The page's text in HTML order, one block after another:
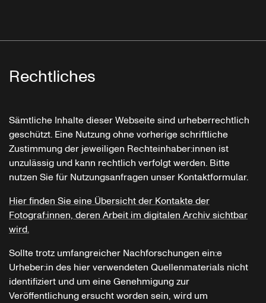
Rechtliches
Sämtliche Inhalte dieser Webseite sind urheberrechtlich
geschützt. Eine Nutzung ohne vorherige schriftliche
Zustimmung der jeweiligen Rechteinhaber:innen ist
unzulässig und kann rechtlich verfolgt werden. Bitte
nutzen Sie für Nutzungsanfragen unser Kontaktformular.
Hier finden Sie eine Übersicht der Kontakte der
Fotograf:innen, deren Arbeit im digitalen Archiv sichtbar
wird.
Sollte trotz umfangreicher Nachforschungen ein:e
Urheber:in des hier verwendeten Quellenmaterials nicht
identifiziert und um eine Genehmigung zur
Veröffentlichung ersucht worden sein, wird um